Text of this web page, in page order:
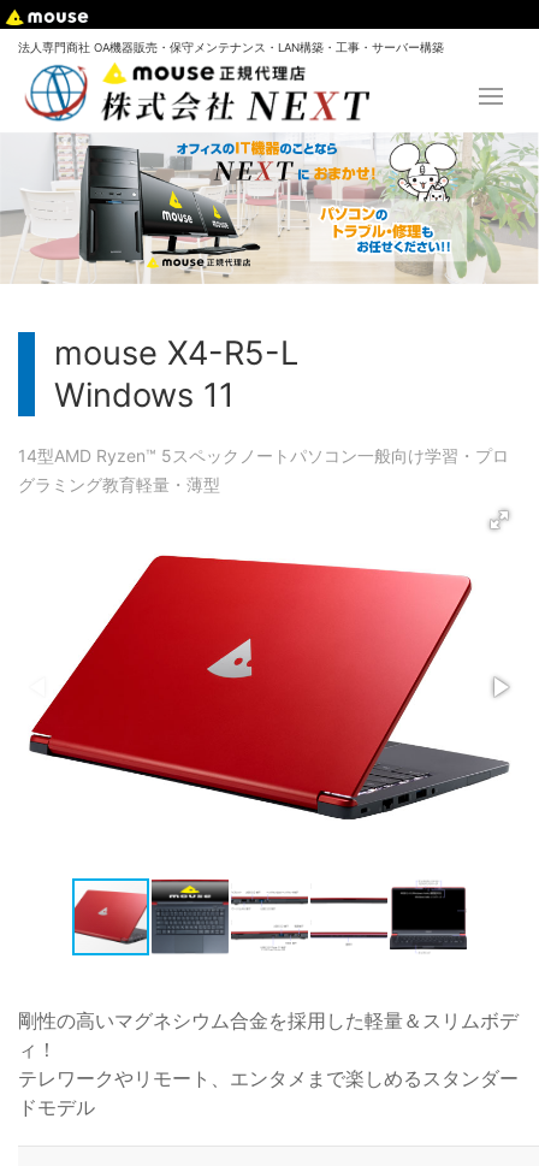
法人専門商社 OA機器販売・保守メンテナンス・LAN構築・工事・サーバー構築
mouse X4-R5-L
Windows 11
14型AMD Ryzen™ 5スペック ノートパソコン一般向け学習・プロ
グラミング教育軽量・薄型
剛性の高いマグネシウム合金を採用した軽量＆スリムボデ
ィ！
テレワークやリモート、エンタメまで楽しめるスタンダー
ドモデル